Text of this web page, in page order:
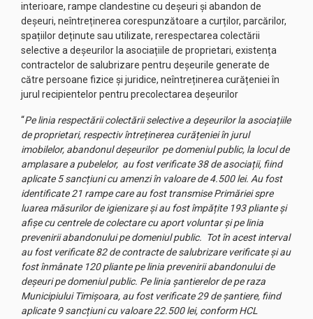
interioare, rampe clandestine cu deșeuri și abandon de
deșeuri, neîntreținerea corespunzătoare a curților, parcărilor,
spațiilor deținute sau utilizate, rerespectarea colectării
selective a deșeurilor la asociațiile de proprietari, existența
contractelor de salubrizare pentru deșeurile generate de
către persoane fizice și juridice, neîntreținerea curățeniei în
jurul recipientelor pentru precolectarea deșeurilor
“Pe linia respectării colectării selective a deșeurilor la asociațiile
de proprietari, respectiv întreținerea curățeniei în jurul
imobilelor, abandonul deșeurilor pe domeniul public, la locul de
amplasare a pubelelor, au fost verificate 38 de asociații, fiind
aplicate 5 sancțiuni cu amenzi în valoare de 4.500 lei. Au fost
identificate 21 rampe care au fost transmise Primăriei spre
luarea măsurilor de igienizare și au fost împățite 193 pliante și
afișe cu centrele de colectare cu aport voluntar și pe linia
prevenirii abandonului pe domeniul public. Tot în acest interval
au fost verificate 82 de contracte de salubrizare verificate și au
fost înmânate 120 pliante pe linia prevenirii abandonului de
deșeuri pe domeniul public. Pe linia șantierelor de pe raza
Municipiului Timișoara, au fost verificate 29 de șantiere, fiind
aplicate 9 sancțiuni cu valoare 22.500 lei, conform HCL